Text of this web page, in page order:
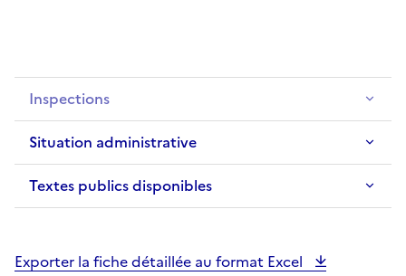
Inspections
Situation administrative
Textes publics disponibles
Exporter la fiche détaillée au format Excel